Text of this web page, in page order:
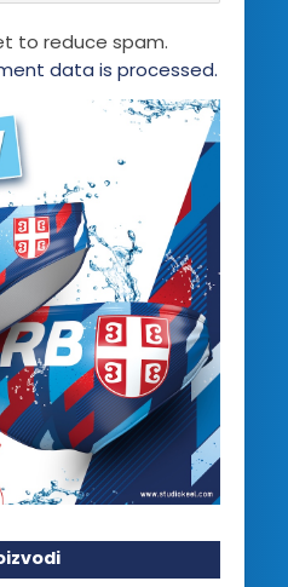
to reduce spam.
data is processed.